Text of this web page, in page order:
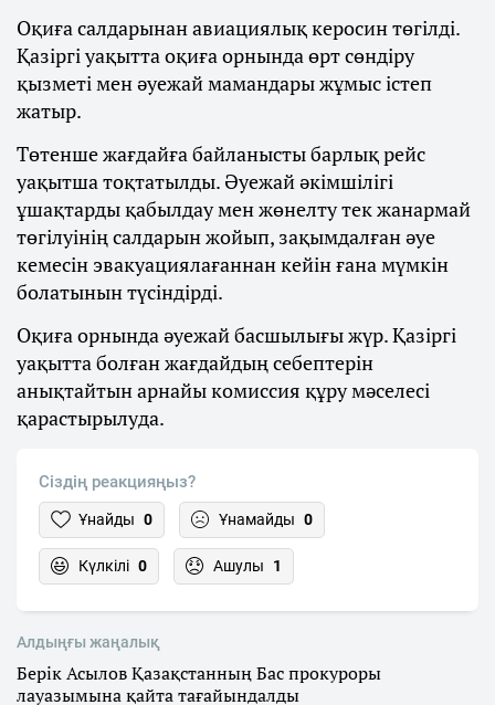
Оқиға салдарынан авиациялық керосин төгілді.
Қазіргі уақытта оқиға орнында өрт сөндіру
қызметі мен әуежай мамандары жұмыс істеп
жатыр.
Төтенше жағдайға байланысты барлық рейс
уақытша тоқтатылды. Әуежай әкімшілігі
ұшақтарды қабылдау мен жөнелту тек жанармай
төгілуінің салдарын жойып, зақымдалған әуе
кемесін эвакуациялағаннан кейін ғана мүмкін
болатынын түсіндірді.
Оқиға орнында әуежай басшылығы жүр. Қазіргі
уақытта болған жағдайдың себептерін
анықтайтын арнайы комиссия құру мәселесі
қарастырылуда.
Сіздің реакцияңыз?
Ұнайды 0 Ұнамайды 0
Күлкілі 0 Ашулы 1
Алдыңғы жаңалық
Берік Асылов Қазақстанның Бас прокуроры
лауазымына қайта тағайындалды